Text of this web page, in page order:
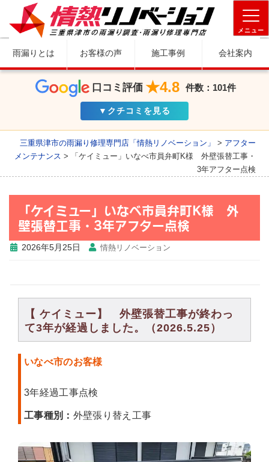
メニュー
雨漏りとは お客様の声 施工事例 会社案内
口コミ評価 ★4.8 件数：101件
▼クチコミを見る
三重県津市の雨漏り修理専門店「情熱リノベーション」 > アフター
メンテナンス >
「ケイミュー」いなべ市員弁町K様 外壁張替工事・
3年アフター点検
「ケイミュー」いなべ市員弁町K様 外
壁張替工事・3年アフター点検
2026年5月25日 情熱リノベーション
【 ケイミュー】 外壁張替工事が終わっ
て3年が経過しました。（2026.5.25）
いなべ市のお客様
3年経過工事点検
工事種別： 外壁張り替え工事